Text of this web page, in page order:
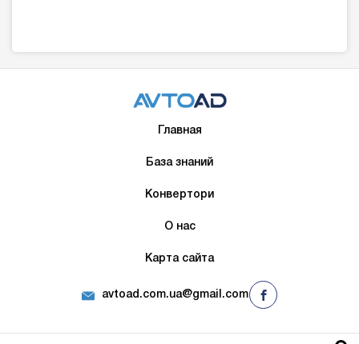
Главная
База знаний
Конвертори
О нас
Карта сайта
avtoad.com.ua@gmail.com